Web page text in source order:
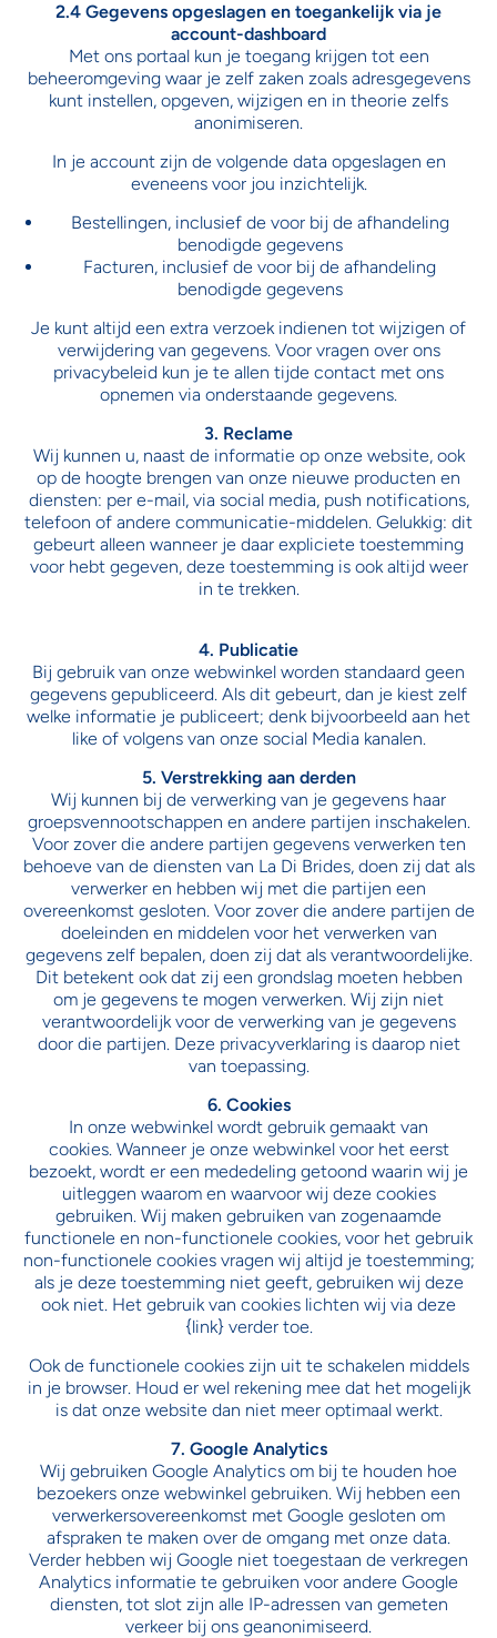
2.4 Gegevens opgeslagen en toegankelijk via je
account-dashboard
Met ons portaal kun je toegang krijgen tot een
beheeromgeving waar je zelf zaken zoals adresgegevens
kunt instellen, opgeven, wijzigen en in theorie zelfs
anonimiseren.
In je account zijn de volgende data opgeslagen en
eveneens voor jou inzichtelijk.
Bestellingen, inclusief de voor bij de afhandeling
benodigde gegevens
Facturen, inclusief de voor bij de afhandeling
benodigde gegevens
Je kunt altijd een extra verzoek indienen tot wijzigen of
verwijdering van gegevens. Voor vragen over ons
privacybeleid kun je te allen tijde contact met ons
opnemen via onderstaande gegevens.
3. Reclame
Wij kunnen u, naast de informatie op onze website, ook
op de hoogte brengen van onze nieuwe producten en
diensten: per e-mail, via social media, push notifications,
telefoon of andere communicatie-middelen. Gelukkig: dit
gebeurt alleen wanneer je daar expliciete toestemming
voor hebt gegeven, deze toestemming is ook altijd weer
in te trekken.
4. Publicatie
Bij gebruik van onze webwinkel worden standaard geen
gegevens gepubliceerd. Als dit gebeurt, dan je kiest zelf
welke informatie je publiceert; denk bijvoorbeeld aan het
like of volgens van onze social Media kanalen.
5. Verstrekking aan derden
Wij kunnen bij de verwerking van je gegevens haar
groepsvennootschappen en andere partijen inschakelen.
Voor zover die andere partijen gegevens verwerken ten
behoeve van de diensten van La Di Brides, doen zij dat als
verwerker en hebben wij met die partijen een
overeenkomst gesloten. Voor zover die andere partijen de
doeleinden en middelen voor het verwerken van
gegevens zelf bepalen, doen zij dat als verantwoordelijke.
Dit betekent ook dat zij een grondslag moeten hebben
om je gegevens te mogen verwerken. Wij zijn niet
verantwoordelijk voor de verwerking van je gegevens
door die partijen. Deze privacyverklaring is daarop niet
van toepassing.
6. Cookies
In onze webwinkel wordt gebruik gemaakt van
cookies. Wanneer je onze webwinkel voor het eerst
bezoekt, wordt er een mededeling getoond waarin wij je
uitleggen waarom en waarvoor wij deze cookies
gebruiken. Wij maken gebruiken van zogenaamde
functionele en non-functionele cookies, voor het gebruik
non-functionele cookies vragen wij altijd je toestemming;
als je deze toestemming niet geeft, gebruiken wij deze
ook niet. Het gebruik van cookies lichten wij via deze
{link} verder toe.
Ook de functionele cookies zijn uit te schakelen middels
in je browser. Houd er wel rekening mee dat het mogelijk
is dat onze website dan niet meer optimaal werkt.
7. Google Analytics
Wij gebruiken Google Analytics om bij te houden hoe
bezoekers onze webwinkel gebruiken. Wij hebben een
verwerkersovereenkomst met Google gesloten om
afspraken te maken over de omgang met onze data.
Verder hebben wij Google niet toegestaan de verkregen
Analytics informatie te gebruiken voor andere Google
diensten, tot slot zijn alle IP-adressen van gemeten
verkeer bij ons geanonimiseerd.